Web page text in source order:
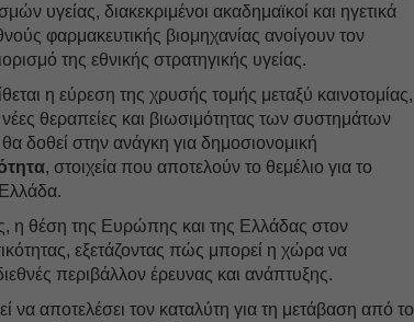
υγείας, διακεκριμένοι ακαδημαϊκοί και ηγετικά
φαρμακευτικής βιομηχανίας ανοίγουν τον
της εθνικής στρατηγικής υγείας.
η εύρεση της χρυσής τομής μεταξύ καινοτομίας,
θεραπείες και βιωσιμότητας των συστημάτων
δοθεί στην ανάγκη για δημοσιονομική
, στοιχεία που αποτελούν το θεμέλιο για το
η θέση της Ευρώπης και της Ελλάδας στον
εξετάζοντας πώς μπορεί η χώρα να
περιβάλλον έρευνας και ανάπτυξης.
αποτελέσει τον καταλύτη για τη μετάβαση από το